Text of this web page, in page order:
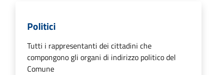
Politici
Tutti i rappresentanti dei cittadini che
compongono gli organi di indirizzo politico del
Comune